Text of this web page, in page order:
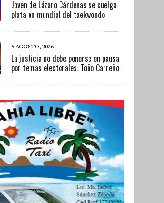
Joven de Lázaro Cárdenas se cuelga
plata en mundial del taekwondo
5 AGOSTO, 2026
La justicia no debe ponerse en pausa
por temas electorales: Toño Carreño